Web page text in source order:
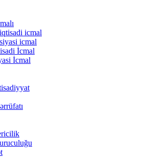
icmal
icmal
İcmal
İcmal